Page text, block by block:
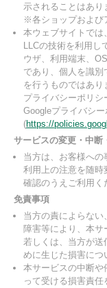
示されることはあり
※各ショップおよび
本ウェブサイトでは
LLCの技術を利用し
ウザ、利用端末、
であり、個人を識
を行うものではあ
プライバシーポリシ
Googleプライバシー
(https://
サービスの変更・中断
当方は、お客様へ
利用上の注意を随時
確認のうえご利用く
免責事項
当方の責によらな
障害等により、本サ
若しくは、当方が送
めに生じた損害につ
本サービスの中断や
って受ける損害責任